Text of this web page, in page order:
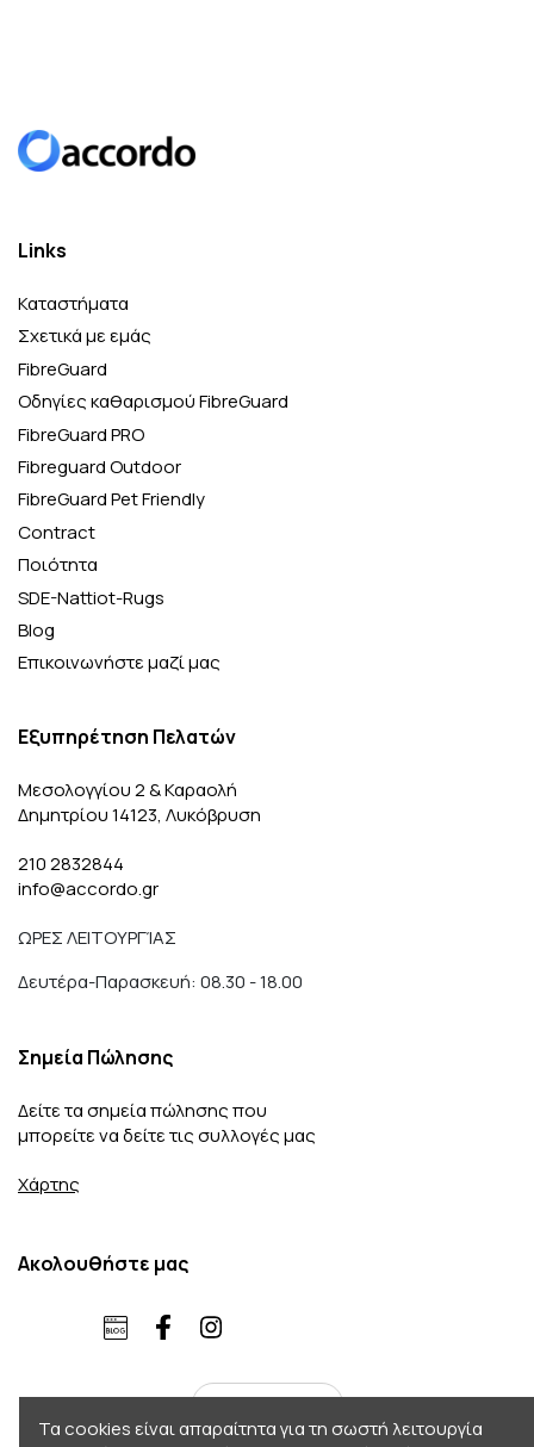
Links
Καταστήματα
Σχετικά με εμάς
FibreGuard
Οδηγίες καθαρισμού FibreGuard
FibreGuard PRO
Fibreguard Outdoor
FibreGuard Pet Friendly
Contract
Ποιότητα
SDE-Nattiot-Rugs
Blog
Επικοινωνήστε μαζί μας
Εξυπηρέτηση Πελατών
Μεσολογγίου 2 & Καραολή
Δημητρίου 14123, Λυκόβρυση
210 2832844
info@accordo.gr
ΩΡΕΣ ΛΕΙΤΟΥΡΓΊΑΣ
Δευτέρα-Παρασκευή: 08.30 - 18.00
Σημεία Πώλησης
Δείτε τα σημεία πώλησης που
μπορείτε να δείτε τις συλλογές μας
Χάρτης
Ακολουθήστε μας
ελληνικά
Τα cookies είναι απαραίτητα για τη σωστή λειτουργία